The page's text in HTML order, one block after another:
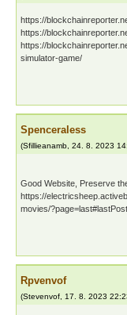
https://
https://
https://
simulator-game/
Spenceraless
(Sfillieanamb 24. 8. 2023
Good Website, Preserve
https://
movies/
Rpvenvof
(Stevenvof 17. 8. 2023